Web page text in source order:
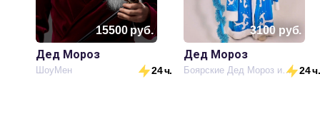
15500руб.
Дед Мороз
ШоуМен 24 ч.
3100 руб.
Дед Мороз
Боярские Дед Мороз и Снегурочка 24 ч.